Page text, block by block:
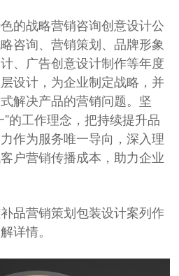
的战略营销咨询创意设计公
咨询、营销策划、品牌形象
、广告创意设计制作等年度
设计，为企业制定战略，并
解决产品的营销问题。坚
的工作理念，把持续提升品
作为服务唯一导向，深入理
户营销传播成本，助力企业
品营销策划包装设计案列作
详情。